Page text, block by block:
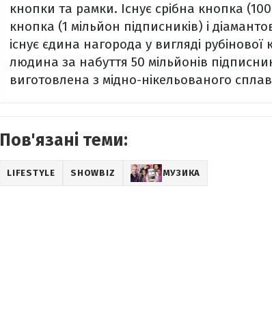
кнопки та рамки. Існує срібна кнопка
кнопка (1 мільйон підписників) і
існує єдина нагорода у вигляді
людина за набуття 50 мільйонів
виготовлена з мідно-нікельованого
Пов'язані теми:
LIFESTYLE SHOWBIZ МУЗИКА